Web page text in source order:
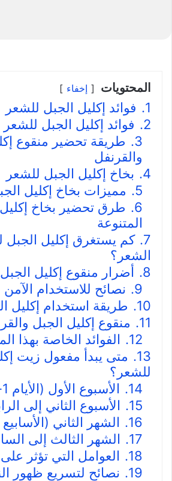
المحتويات إخفاء
1.
فوائد إكليل الجبل للشعر
2.
فوائد إكليل الجبل
3.
طريقة تحضير منقوع
والقرنفل
4.
بخاخ إكليل الجبل للشعر
5.
مميزات بخاخ إكليل
6.
طرق تحضير بخاخ
المتنوعة
7. كم يستغرق إكليل الجبل
الشعر؟
8.
أضرار منقوع إكليل
9.
نصائح للاستخدام الآمن
10.
طريقة استخدام إكليل
11.
منقوع إكليل الجبل
12.
الفوائد الخاصة بهذا
13.
متى يبدأ مفعول زيت
للشعر؟
14.
الأسبوع الأول (الأيام 1-7)
15.
الأسبوع الثاني إلى
16.
الشهر الثاني (الأسابيع 5-8)
17.
الشهر الثالث إلى
18.
العوامل التي تؤثر
19.
نصائح لتسريع ظهور